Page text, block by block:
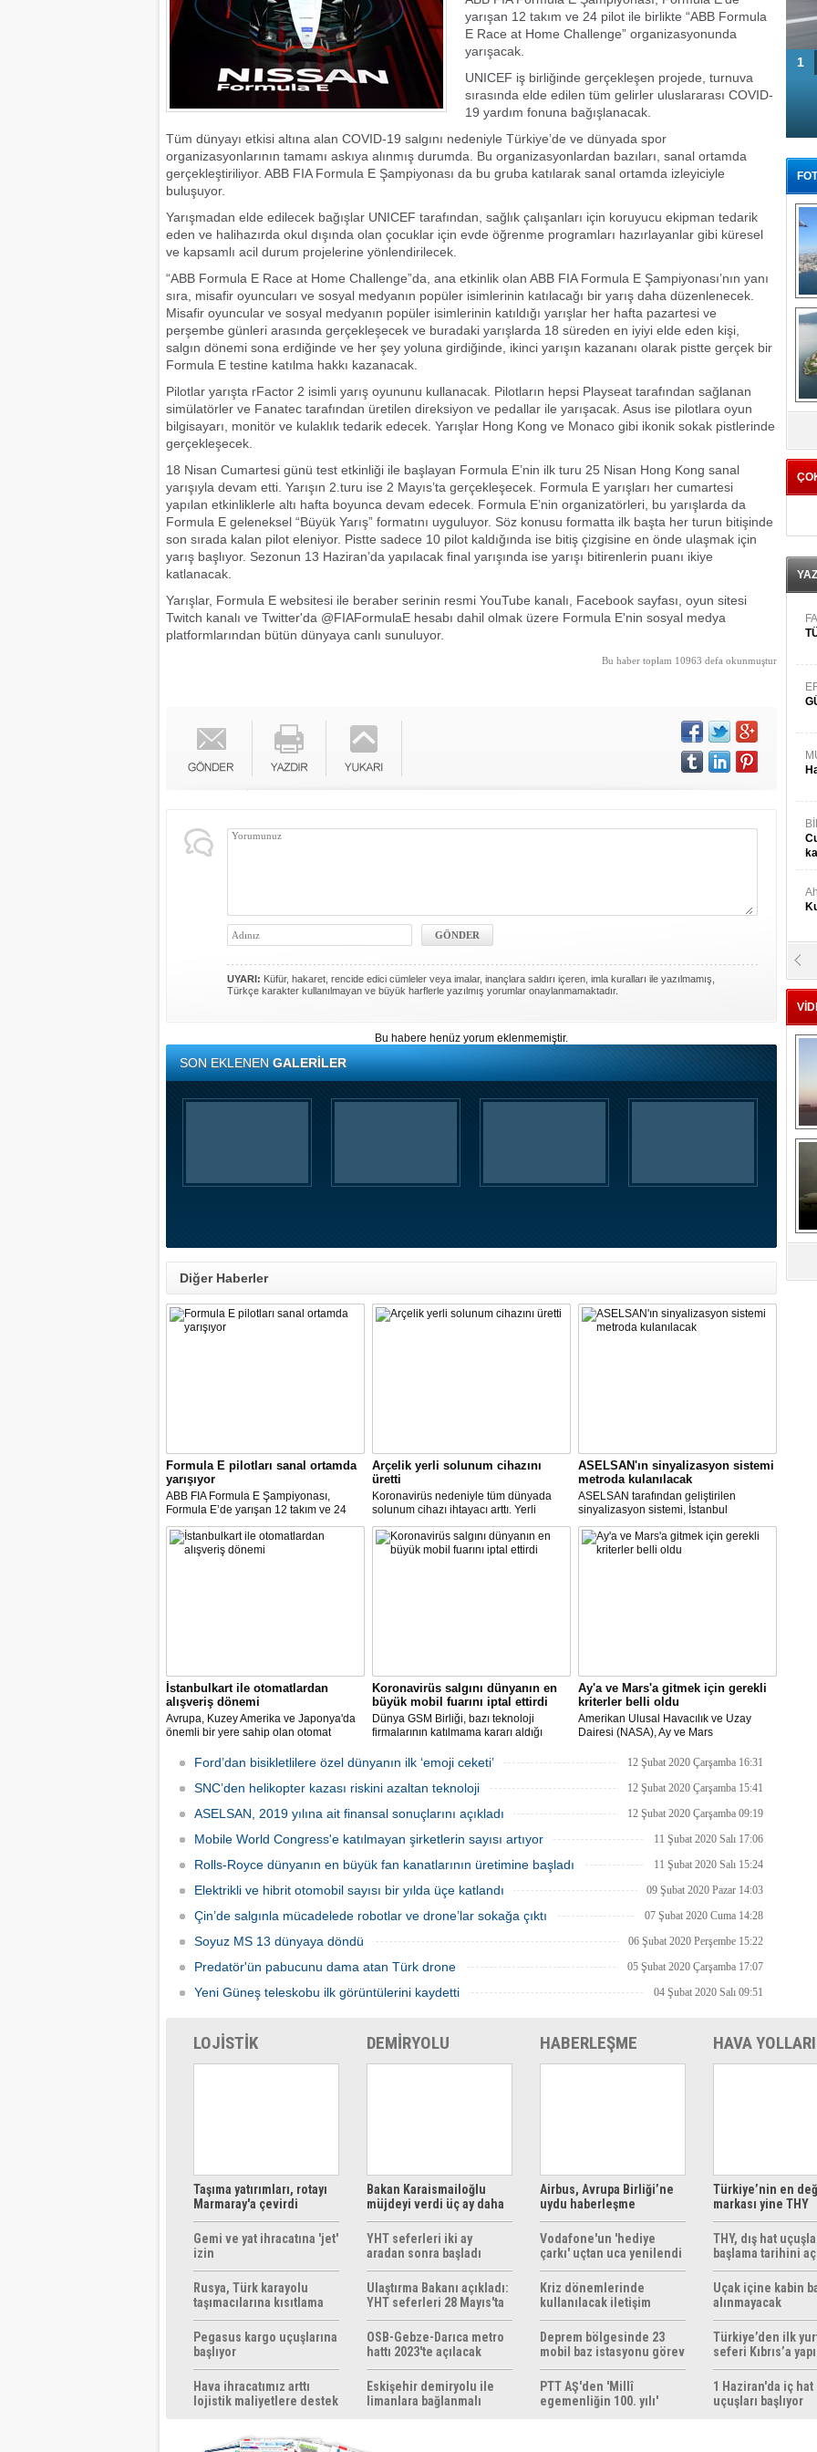
yarışan 12 takım ve 24 pilot ile birlikte “ABB Formula
E Race at Home Challenge” organizasyonunda
yarışacak.
UNICEF iş birliğinde gerçekleşen projede, turnuva
sırasında elde edilen tüm gelirler uluslararası COVID-
19 yardım fonuna bağışlanacak.
Tüm dünyayı etkisi altına alan COVID-19 salgını nedeniyle Türkiye’de ve dünyada spor
organizasyonlarının tamamı askıya alınmış durumda. Bu organizasyonlardan bazıları, sanal ortamda
gerçekleştiriliyor. ABB FIA Formula E Şampiyonası da bu gruba katılarak sanal ortamda izleyiciyle
buluşuyor.
Yarışmadan elde edilecek bağışlar UNICEF tarafından, sağlık çalışanları için koruyucu ekipman tedarik
eden ve halihazırda okul dışında olan çocuklar için evde öğrenme programları hazırlayanlar gibi küresel
ve kapsamlı acil durum projelerine yönlendirilecek.
“ABB Formula E Race at Home Challenge”da, ana etkinlik olan ABB FIA Formula E Şampiyonası’nın yanı
sıra, misafir oyuncuları ve sosyal medyanın popüler isimlerinin katılacağı bir yarış daha düzenlenecek.
Misafir oyuncular ve sosyal medyanın popüler isimlerinin katıldığı yarışlar her hafta pazartesi ve
perşembe günleri arasında gerçekleşecek ve buradaki yarışlarda 18 süreden en iyiyi elde eden kişi,
salgın dönemi sona erdiğinde ve her şey yoluna girdiğinde, ikinci yarışın kazananı olarak pistte gerçek bir
Formula E testine katılma hakkı kazanacak.
Pilotlar yarışta rFactor 2 isimli yarış oyununu kullanacak. Pilotların hepsi Playseat tarafından sağlanan
simülatörler ve Fanatec tarafından üretilen direksiyon ve pedallar ile yarışacak. Asus ise pilotlara oyun
bilgisayarı, monitör ve kulaklık tedarik edecek. Yarışlar Hong Kong ve Monaco gibi ikonik sokak pistlerinde
gerçekleşecek.
18 Nisan Cumartesi günü test etkinliği ile başlayan Formula E’nin ilk turu 25 Nisan Hong Kong sanal
yarışıyla devam etti. Yarışın 2.turu ise 2 Mayıs’ta gerçekleşecek. Formula E yarışları her cumartesi
yapılan etkinliklerle altı hafta boyunca devam edecek. Formula E’nin organizatörleri, bu yarışlarda da
Formula E geleneksel “Büyük Yarış” formatını uyguluyor. Söz konusu formatta ilk başta her turun bitişinde
son sırada kalan pilot eleniyor. Pistte sadece 10 pilot kaldığında ise bitiş çizgisine en önde ulaşmak için
yarış başlıyor. Sezonun 13 Haziran’da yapılacak final yarışında ise yarışı bitirenlerin puanı ikiye
katlanacak.
Yarışlar, Formula E websitesi ile beraber serinin resmi YouTube kanalı, Facebook sayfası, oyun sitesi
Twitch kanalı ve Twitter'da @FIAFormulaE hesabı dahil olmak üzere Formula E'nin sosyal medya
platformlarından bütün dünyaya canlı sunuluyor.
Bu haber toplam 10963 defa okunmuştur
UYARI: Küfür, hakaret, rencide edici cümleler veya imalar, inançlara saldırı içeren, imla kuralları ile yazılmamış,
Türkçe karakter kullanılmayan ve büyük harflerle yazılmış yorumlar onaylanmamaktadır.
Bu habere henüz yorum eklenmemiştir.
SON EKLENENGALERİLER
Diğer Haberler
Formula E pilotları sanal ortamda
yarışıyor
ABB FIA Formula E Şampiyonası,
Formula E’de yarışan 12 takım ve 24
pilot ile birlikte “ABB Formula E Race at
Home Challenge” organizasyonunda
yarışacak.
Arçelik yerli solunum cihazını
üretti
Koronavirüs nedeniyle tüm dünyada
solunum cihazı ihtayacı arttı. Yerli
solunum cihazı için ilk çalışmayı, Biosys
Biyomedikal tasarladı, Arçelik üretti.
ASELSAN ve Baykar Savunma
ASELSAN'ın sinyalizasyon sistemi
metroda kulanılacak
ASELSAN tarafından geliştirilen
sinyalizasyon sistemi, İstanbul
metrosunda kullanılacak.
İstanbulkart ile otomatlardan
alışveriş dönemi
Avrupa, Kuzey Amerika ve Japonya'da
önemli bir yere sahip olan otomat
Uluslararası Fuarcılık tarafından
Servis Sistemler Fuarı VENDEX
Koronavirüs salgını dünyanın en
büyük mobil fuarını iptal ettirdi
Dünya GSM Birliği, bazı teknoloji
firmalarının katılmama kararı aldığı
yapılmayacağını açıkladı.
Ay'a ve Mars'a gitmek için gerekli
kriterler belli oldu
Amerikan Ulusal Havacılık ve Uzay
Dairesi (NASA), Ay ve Mars
için ilan verdi.
Ford’dan bisikletlilere özel dünyanın ilk ‘emoji ceketi’ 12 Şubat 2020 Çarşamba 16:31
SNC’den helikopter kazası riskini azaltan teknoloji 12 Şubat 2020 Çarşamba 15:41
ASELSAN, 2019 yılına ait finansal sonuçlarını açıkladı 12 Şubat 2020 Çarşamba 09:19
Mobile World Congress'e katılmayan şirketlerin sayısı artıyor 11 Şubat 2020 Salı 17:06
Rolls-Royce dünyanın en büyük fan kanatlarının üretimine başladı 11 Şubat 2020 Salı 15:24
Elektrikli ve hibrit otomobil sayısı bir yılda üçe katlandı 09 Şubat 2020 Pazar 14:03
Çin’de salgınla mücadelede robotlar ve drone’lar sokağa çıktı 07 Şubat 2020 Cuma 14:28
Soyuz MS 13 dünyaya döndü 06 Şubat 2020 Perşembe 15:22
Predatör'ün pabucunu dama atan Türk drone 05 Şubat 2020 Çarşamba 17:07
Yeni Güneş teleskobu ilk görüntülerini kaydetti 04 Şubat 2020 Salı 09:51
1
LOJİSTİK
Taşıma yatırımları, rotayı
Marmaray'a çevirdi
Gemi ve yat ihracatına 'jet'
izin
Rusya, Türk karayolu
taşımacılarına kısıtlama
getirebilir
Pegasus kargo uçuşlarına
başlıyor
Hava ihracatımız arttı
lojistik maliyetlere destek
DEMİRYOLU
Bakan Karaismailoğlu
müjdeyi verdi üç ay daha
ücretsiz
YHT seferleri iki ay
aradan sonra başladı
Ulaştırma Bakanı açıkladı:
YHT seferleri 28 Mayıs'ta
başlıyor
OSB-Gebze-Darıca metro
hattı 2023'te açılacak
Eskişehir demiryolu ile
limanlara bağlanmalı
HABERLEŞME
Airbus, Avrupa Birliği’ne
uydu haberleşme
çözümleri sunuyor
Vodafone'un 'hediye
çarkı' uçtan uca yenilendi
Kriz dönemlerinde
kullanılacak iletişim
yöntemleri rehberi
hazırlandı
Deprem bölgesinde 23
mobil baz istasyonu görev
yapıyor
PTT AŞ'den 'Millî
egemenliğin 100. yılı'
HAVA YOLLARI
Türkiye’nin en
markası yine THY
THY, dış hat
başlama tarihini
Uçak içine kabin
alınmayacak
Türkiye’den ilk yurt
seferi Kıbrıs’a
1 Haziran'da iç hat
uçuşları başlıyor